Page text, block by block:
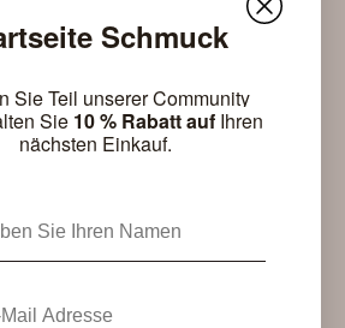
von ACCIÓ
Schmuck
Sie Teil unserer Community
Sie 10 % Rabatt auf Ihren
nächsten Einkauf.